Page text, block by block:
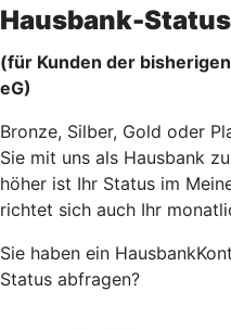
Hausbank-
(für Kunden der
eG)
Bronze, Silber, Gold oder
Sie mit uns als Hausbank
höher ist Ihr Status im
richtet sich auch Ihr
Sie haben ein
Status abfragen?